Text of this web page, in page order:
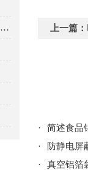
· 浅谈食品铝箔袋的耐高温性与耐低温性 上一篇：
· 简述食品
·
防静电屏
·
真空铝箔